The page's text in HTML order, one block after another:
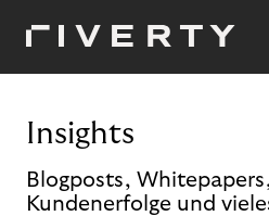
Insights
Blogposts,
Kundenerfolge und